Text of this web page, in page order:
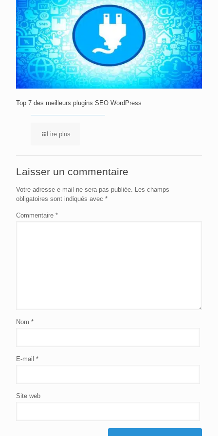
Top 7 des meilleurs plugins SEO WordPress
Lire plus
Laisser un commentaire
Votre adresse e-mail ne sera pas publiée. Les champs
obligatoires sont indiqués avec *
Commentaire *
Nom *
E-mail *
Site web